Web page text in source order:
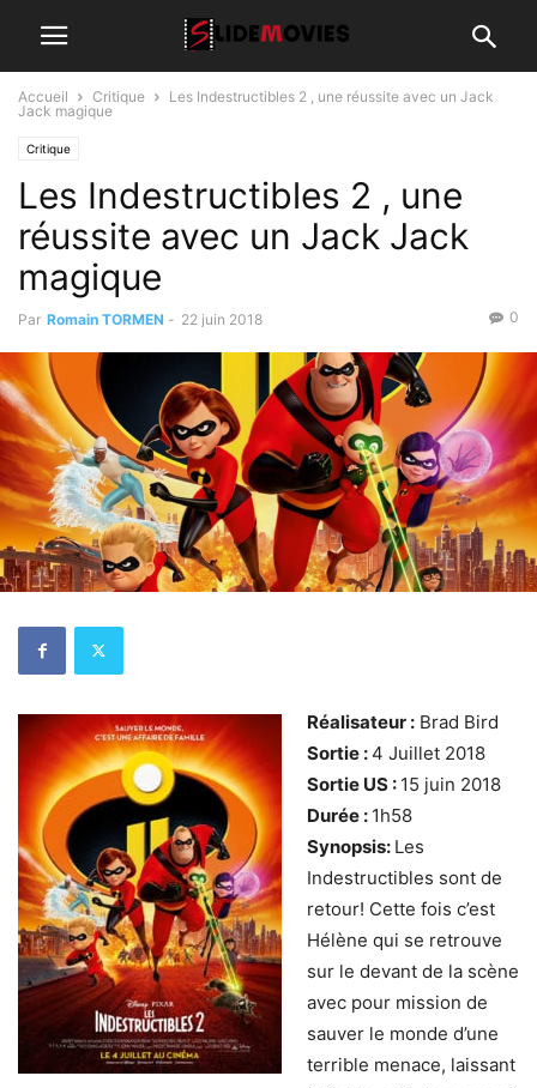
Accueil Critique
Les Indestructibles 2 , une réussite avec un Jack
Jack magique
Critique
Les Indestructibles 2 , une
réussite avec un Jack Jack
magique
Par Romain TORMEN - 22 juin 2018 0
Réalisateur : Brad Bird
Sortie :4 Juillet 2018
Sortie US : 15 juin 2018
Durée : 1h58
Synopsis: Les
Indestructibles sont de
retour! Cette fois c’est
Hélène qui se retrouve
sur le devant de la scène
avec pour mission de
sauver le monde d’une
terrible menace, laissant